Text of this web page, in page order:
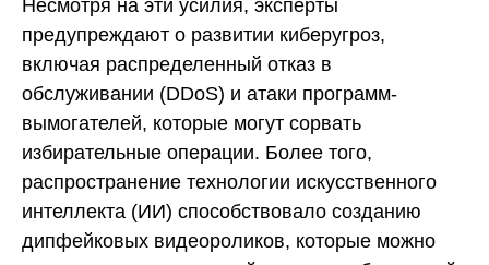
Несмотря на эти усилия, эксперты
предупреждают о развитии киберугроз,
включая распределенный отказ в
обслуживании (DDoS) и атаки программ-
вымогателей, которые могут сорвать
избирательные операции. Более того,
распространение технологии искусственного
интеллекта (ИИ) способствовало созданию
дипфейковых видеороликов, которые можно